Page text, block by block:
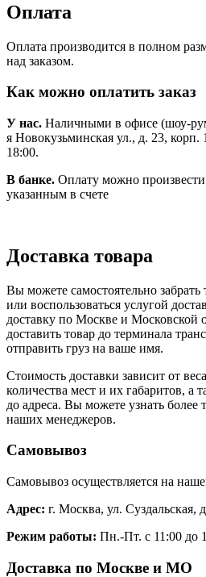
Оплата
Оплата производится в полном
над заказом.
Как можно оплатить заказ
У нас. Наличными в офисе (шоу-
я Новокузьминская ул., д. 23, корп.
18:00.
В банке. Оплату можно
указанным в счете
Доставка товара
Вы можете самостоятельно забрать
или воспользоваться услугой
доставку по Москве и Московской
доставить товар до терминала
отправить груз на ваше имя.
Стоимость доставки зависит от
количества мест и их габаритов, а
до адреса. Вы можете узнать
наших менеджеров.
Самовывоз
Самовывоз осуществляется на
Адрес: г. Москва, ул. Суздальская,
Режим работы: Пн.-Пт. с 11:00 до
Доставка по Москве и МО